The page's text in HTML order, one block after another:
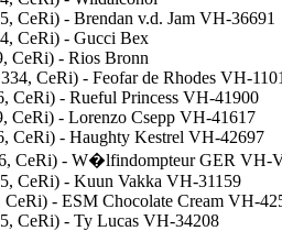
CeRi) - Brendan v.d. Jam VH-36691
CeRi) - Gucci Bex
CeRi) - Rios Bronn
CeRi) - Feofar de Rhodes VH-
CeRi) - Rueful Princess VH-41900
CeRi) - Lorenzo Csepp VH-41617
CeRi) - Haughty Kestrel VH-42697
CeRi) - W�lfindompteur GER VH-
CeRi) - Kuun Vakka VH-31159
- ESM Chocolate Cream VH-
CeRi) - Ty Lucas VH-34208